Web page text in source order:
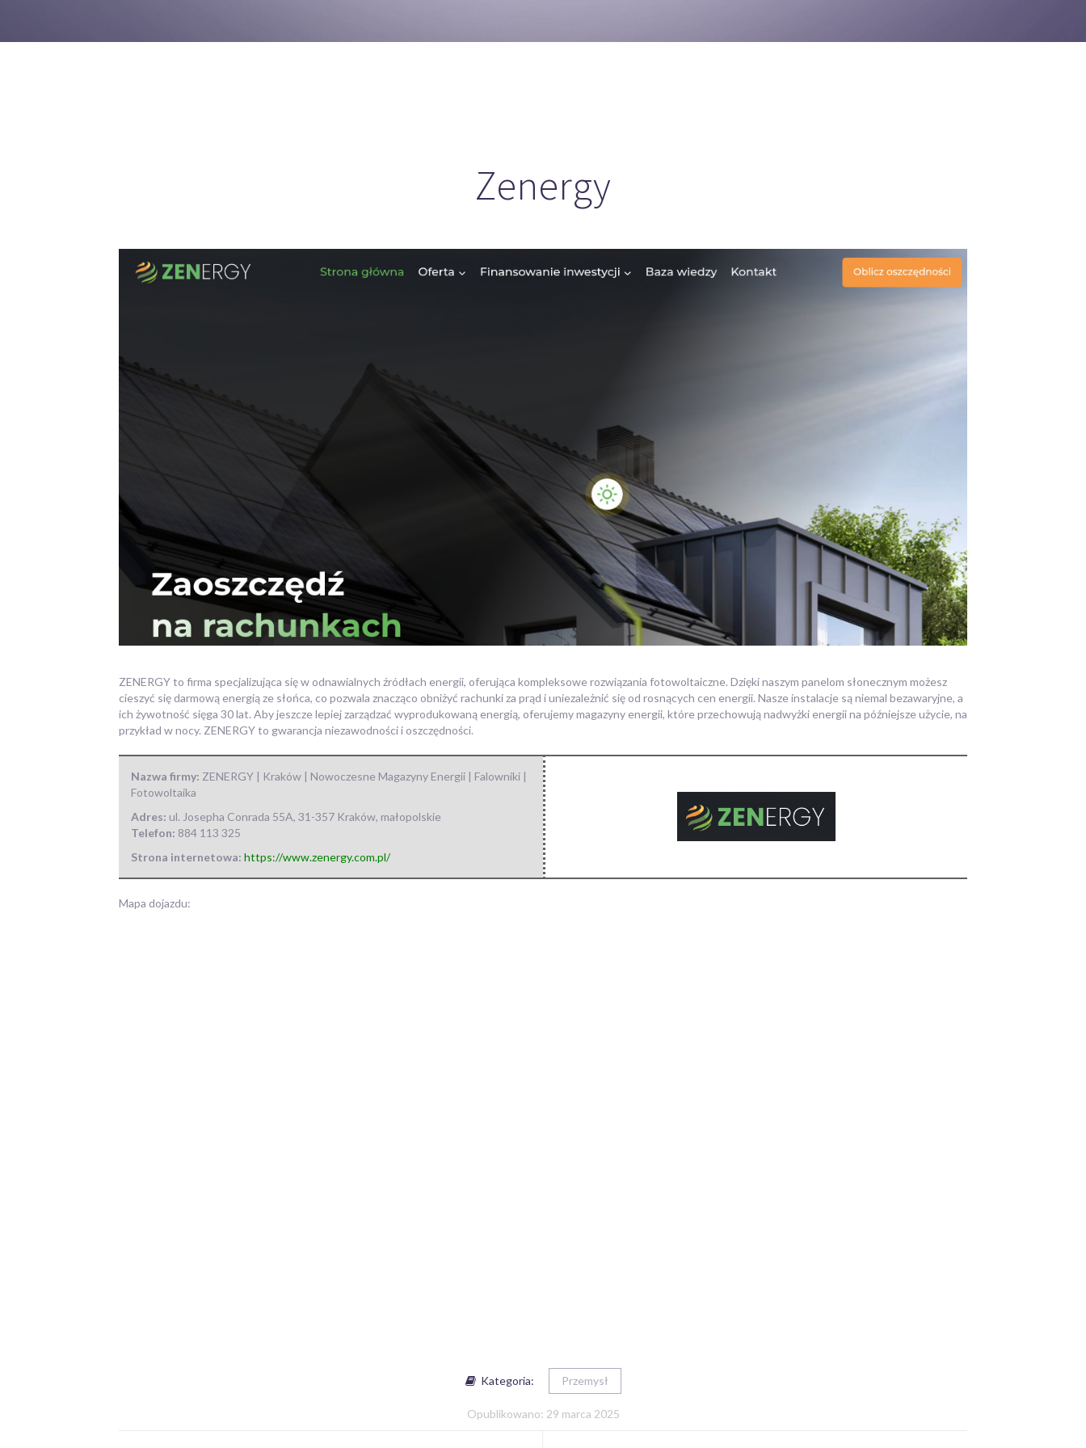
Zenergy
ZENERGY to firma specjalizująca się w odnawialnych źródłach energii, oferująca kompleksowe rozwiązania fotowoltaiczne. Dzięki naszym panelom słonecznym możesz
cieszyć siędarmową energią ze słońca, co pozwala znacząco obniżyć rachunki za prąd i uniezależnić się od rosnących cen energii. Nasze instalacje są niemal bezawaryjne, a
ich żywotność sięga 30 lat. Aby jeszcze lepiej zarządzać wyprodukowaną energią, oferujemy magazyny energii, które przechowują nadwyżki energii na późniejsze użycie, na
przykład w nocy. ZENERGY to gwarancja niezawodności i oszczędności.
Nazwa firmy: ZENERGY | Kraków | Nowoczesne Magazyny Energii | Falowniki |
Fotowoltaika
Adres: ul. Josepha Conrada 55A, 31-357 Kraków, małopolskie
Telefon: 884 113 325
Strona internetowa: https://www.zenergy.com.pl/
Mapa dojazdu:
Kategoria: Przemysł
Opublikowano: 29 marca 2025